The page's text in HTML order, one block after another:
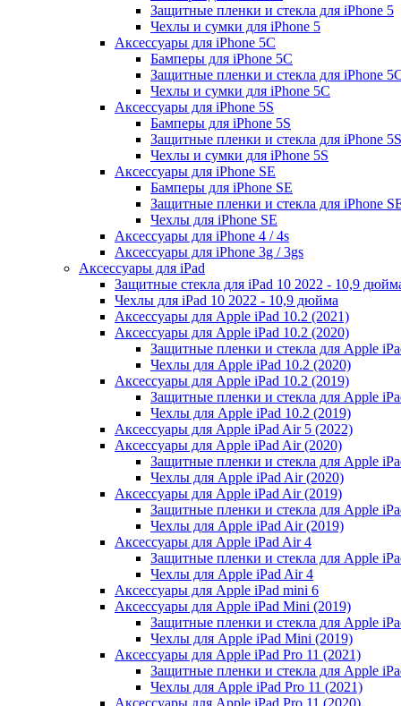
Защитные пленки и стекла для iPhone 5
Чехлы и сумки для iPhone 5
Аксессуары для iPhone 5C
Бамперы для iPhone 5C
Защитные пленки и стекла для iPhone
Чехлы и сумки для iPhone 5C
Аксессуары для iPhone 5S
Бамперы для iPhone 5S
Защитные пленки и стекла для iPhone 5S
Чехлы и сумки для iPhone 5S
Аксессуары для iPhone SE
Бамперы для iPhone SE
Защитные пленки и стекла для iPhone
Чехлы для iPhone SE
Аксессуары для iPhone 4 / 4s
Аксессуары для iPhone 3g / 3gs
Аксессуары для iPad
Защитные стекла для iPad 10 2022 - 10,9
Чехлы для iPad 10 2022 - 10,9 дюйма
Аксессуары для Apple iPad 10.2 (2021)
Аксессуары для Apple iPad 10.2 (2020)
Защитные пленки и стекла для Apple
Чехлы для Apple iPad 10.2 (2020)
Аксессуары для Apple iPad 10.2 (2019)
Защитные пленки и стекла для Apple
Чехлы для Apple iPad 10.2 (2019)
Аксессуары для Apple iPad Air 5 (2022)
Аксессуары для Apple iPad Air (2020)
Защитные пленки и стекла для Apple
Чехлы для Apple iPad Air (2020)
Аксессуары для Apple iPad Air (2019)
Защитные пленки и стекла для Apple
Чехлы для Apple iPad Air (2019)
Аксессуары для Apple iPad Air 4
Защитные пленки и стекла для Apple
Чехлы для Apple iPad Air 4
Аксессуары для Apple iPad mini 6
Аксессуары для Apple iPad Mini (2019)
Защитные пленки и стекла для Apple
Чехлы для Apple iPad Mini (2019)
Аксессуары для Apple iPad Pro 11 (2021)
Защитные пленки и стекла для Apple
Чехлы для Apple iPad Pro 11 (2021)
Аксессуары для Apple iPad Pro 11 (2020)